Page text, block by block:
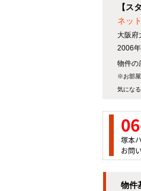
【ス
ネッ
大阪府
2006
物件の
※お部屋
気にな
塚本
お問
物件